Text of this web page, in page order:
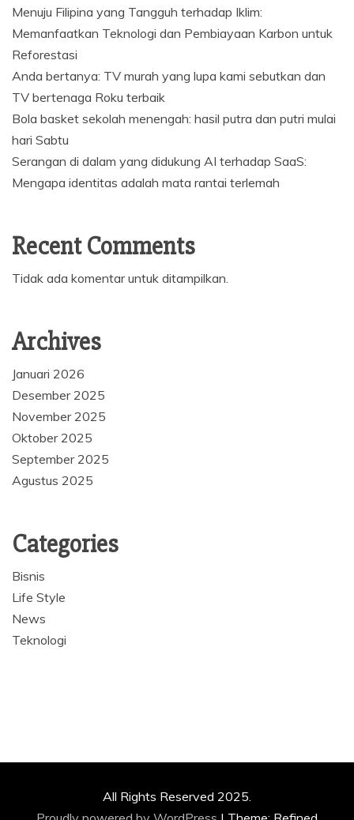
Menuju Filipina yang Tangguh terhadap Iklim:
Memanfaatkan Teknologi dan Pembiayaan Karbon untuk
Reforestasi
Anda bertanya: TV murah yang lupa kami sebutkan dan
TV bertenaga Roku terbaik
Bola basket sekolah menengah: hasil putra dan putri mulai
hari Sabtu
Serangan di dalam yang didukung AI terhadap SaaS:
Mengapa identitas adalah mata rantai terlemah
Recent Comments
Tidak ada komentar untuk ditampilkan.
Archives
Januari 2026
Desember 2025
November 2025
Oktober 2025
September 2025
Agustus 2025
Categories
Bisnis
Life Style
News
Teknologi
All Rights Reserved 2025.